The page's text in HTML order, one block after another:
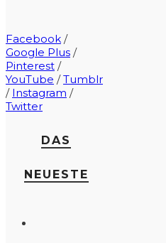
Facebook /
Google Plus /
Pinterest /
YouTube /Tumblr
/ Instagram /
Twitter
DAS
NEUESTE